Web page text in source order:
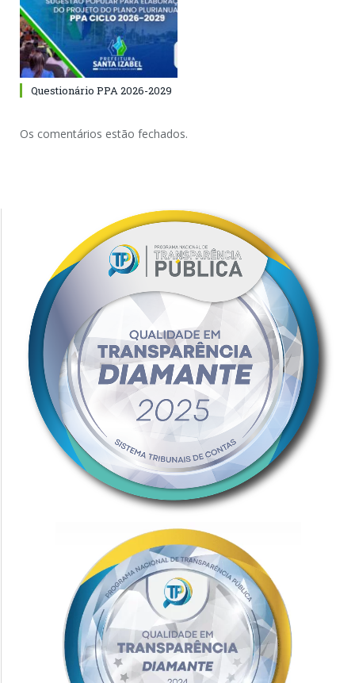
Questionário PPA 2026-2029
Os comentários estão fechados.